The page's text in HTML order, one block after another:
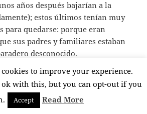
años después bajarían a la
estos últimos tenían muy
para quedarse: porque eran
sus padres y familiares estaban
desconocido.
niños, se cerraron la mayor
y casas de acogida, por lo que
sin colocación,
to improve your experience.
ok with this, but you can opt-out if you
Accept Read More